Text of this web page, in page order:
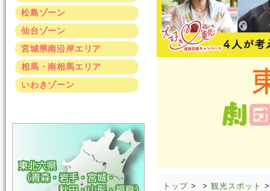
松島ゾーン
仙台ゾーン
宮城県南沿岸エリア
相馬・南相馬エリア
いわきゾーン
トップ > > 観光スポット